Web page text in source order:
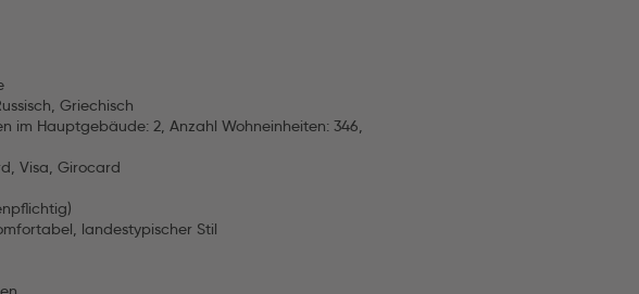
Griechisch
im Hauptgebäude: 2, Anzahl Wohneinheiten: 346,
Visa, Girocard
landestypischer Stil